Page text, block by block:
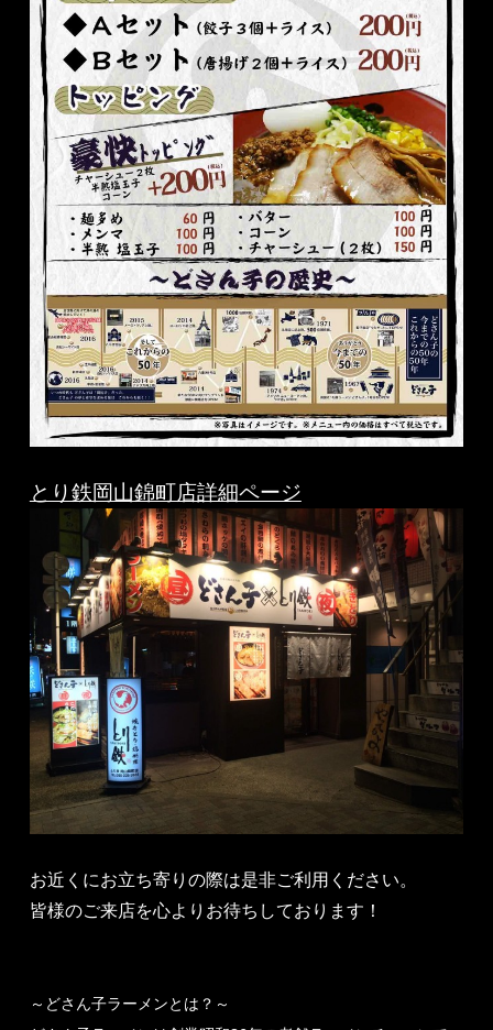
とり鉄岡山錦町店詳細ページ
お近くにお立ち寄りの際は是非ご利用ください。
皆様のご来店を心よりお待ちしております！
～どさん子ラーメンとは？～